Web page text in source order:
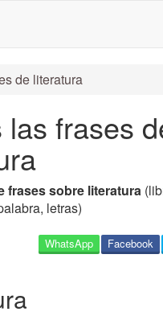
de literatura
las frases
frases sobre literatura
letras)
Facebook
WhatsApp